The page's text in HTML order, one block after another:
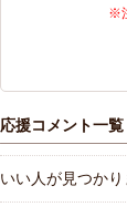
※
応援コメント一覧
いい人が見つかり